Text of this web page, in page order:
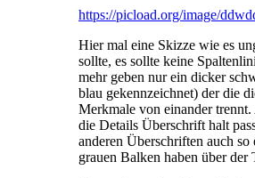
https://picload.org/image/
Hier mal eine Skizze wie es
sollte, es sollte keine
mehr geben nur ein dicker
blau gekennzeichnet) der die
Merkmale von einander
die Details Überschrift halt
anderen Überschriften auch so
grauen Balken haben über der